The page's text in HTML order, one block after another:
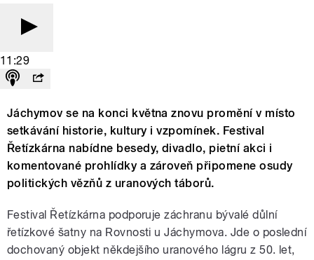
11:29
Jáchymov se na konci května znovu promění v místo
setkávání historie, kultury i vzpomínek. Festival
Řetízkárna nabídne besedy, divadlo, pietní akci i
komentované prohlídky a zároveň připomene osudy
politických vězňů z uranových táborů.
Festival Řetízkárna podporuje záchranu bývalé důlní
řetízkové šatny na Rovnosti u Jáchymova. Jde o poslední
dochovaný objekt někdejšího uranového lágru z 50. let,